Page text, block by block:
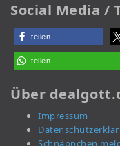
Social Media /
teilen
teilen
Über
Impressum
Schnäppchen